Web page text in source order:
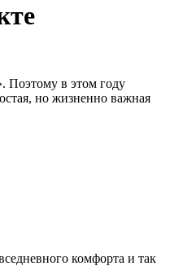
Поэтому в этом году
но жизненно важная
комфорта и так